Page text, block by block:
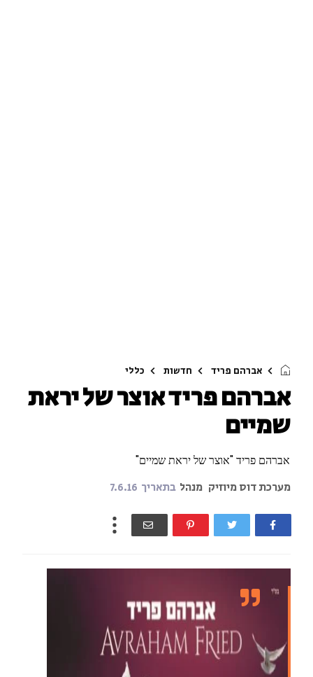
אברהם פריד חדשות כללי
אברהם פריד אוצר של יראת
שמיים
אברהם פריד "אוצר של יראת שמיים"
מערכת דוס מיוזיק מנהל בתאריך 7.6.16